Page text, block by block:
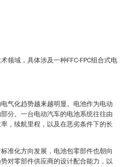
领域，具体涉及一种FFC-FPC组合式电
气化趋势越来越明显。电池作为电动
分。一台电动汽车的电池系统往往由
，续航里程，以及在恶劣条件下的长
准化方向发展，电池包零部件也朝向
对零部件供应商的设计配合能力，以